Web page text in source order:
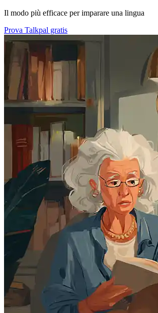
Il modo più efficace per imparare una lingua
Prova Talkpal gratis